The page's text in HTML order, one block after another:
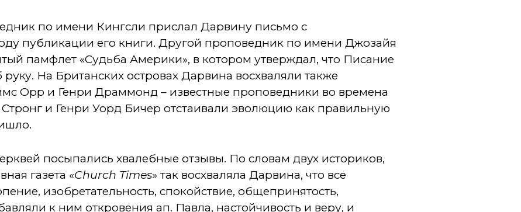
по имени Кингсли прислал Дарвину письмо с
публикации его книги. Другой проповедник по имени Джозайя
памфлет «Судьба Америки», в котором утверждал, что Писание
На Британских островах Дарвина восхваляли также
Орр и Генри Драммонд – известные проповедники во времена
и Генри Уорд Бичер отстаивали эволюцию как правильную
посыпались хвалебные отзывы. По словам двух историков,
газета «Church Times» так восхваляла Дарвина, что все
изобретательность, спокойствие, общепринятость,
к ним откровения ап. Павла, настойчивость и веру, и